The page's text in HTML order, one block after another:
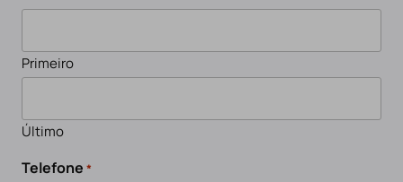
Primeiro
Último
Telefone *